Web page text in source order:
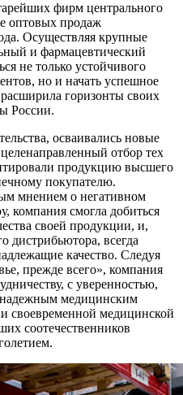
фирм центрального
оптовых продаж
Осуществляя крупные
и фармацевтический
не только устойчивого
но и начать успешное
горизонты своих
России.
осваивались новые
отбор тех
продукцию высшего
покупателю.
мнением о негативном
компания смогла добиться
своей продукции, и,
дистрибьютора, всегда
качество. Следуя
прежде всего», компания
с уверенностью,
надежным медицинским
своевременной медицинской
соотечественников